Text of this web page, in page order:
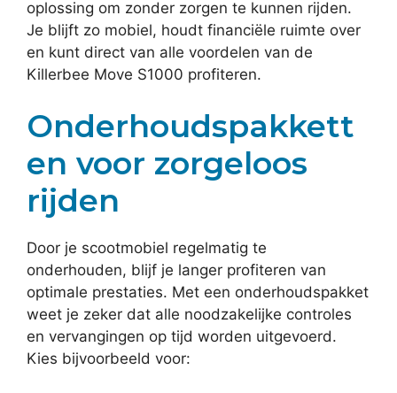
oplossing om zonder zorgen te kunnen rijden.
Je blijft zo mobiel, houdt financiële ruimte over
en kunt direct van alle voordelen van de
Killerbee Move S1000 profiteren.
Onderhoudspakkett
en voor zorgeloos
rijden
Door je scootmobiel regelmatig te
onderhouden, blijf je langer profiteren van
optimale prestaties. Met een onderhoudspakket
weet je zeker dat alle noodzakelijke controles
en vervangingen op tijd worden uitgevoerd.
Kies bijvoorbeeld voor: